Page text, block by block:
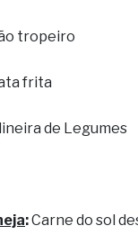
tropeiro
frita
de Legumes
:Carne do sol